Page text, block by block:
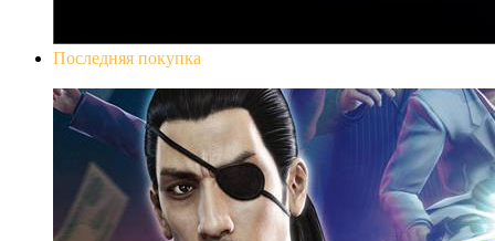
Последняя покупка